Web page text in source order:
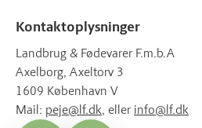
Kontaktoplysninger
Landbrug & Fødevarer F.m.b.A
Axelborg, Axeltorv 3
1609 København V
Mail: peje@lf.dk, eller info@lf.dk